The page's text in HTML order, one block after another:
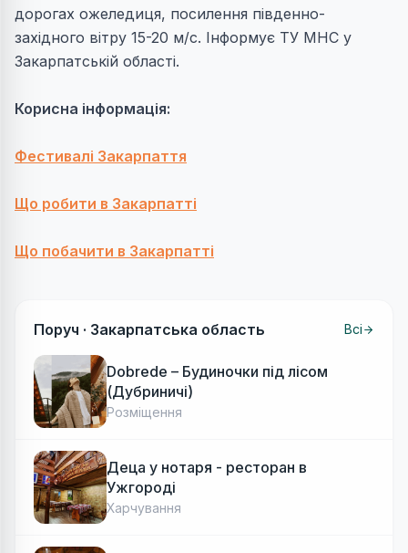
дорогах ожеледиця, посилення південно-
західного вітру 15-20 м/с. Інформує ТУ МНС у
Закарпатській області.
Корисна інформація:
Фестивалі Закарпаття
Що робити в Закарпатті
Що побачити в Закарпатті
Поруч · Закарпатська область Всі
Dobrede – Будиночки під лісом
(Дубриничі)
Розміщення
Деца у нотаря - ресторан в
Ужгороді
Харчування